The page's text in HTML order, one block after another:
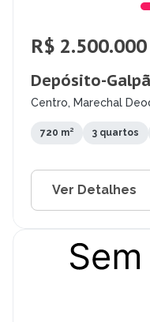
R$ 2.500.000
Depósito-
Centro, Marechal
720 m² 3 quartos
Ver Detalhes